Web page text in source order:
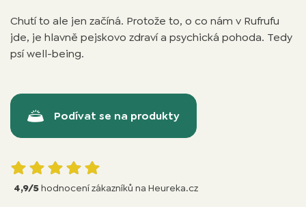
Chutí to ale jen začíná. Protože to, o co nám v Rufrufu
jde, je hlavně pejskovo zdraví a psychická pohoda. Tedy
psí well-being.
Podívat se na produkty
4,9/5hodnocení zákazníků na Heureka.cz